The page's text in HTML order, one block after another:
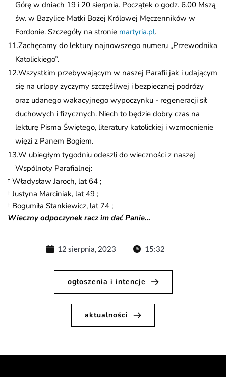
Górę w dniach 19 i 20 sierpnia. Początek o godz. 6.00 Mszą
św. w Bazylice Matki Bożej Królowej Męczenników w
Fordonie. Szczegóły na stronie martyria.pl.
Zachęcamy do lektury najnowszego numeru „Przewodnika
Katolickiego”.
Wszystkim przebywającym w naszej Parafii jak i udającym
się na urlopy życzymy szczęśliwej i bezpiecznej podróży
oraz udanego wakacyjnego wypoczynku - regeneracji sił
duchowych i fizycznych. Niech to będzie dobry czas na
lekturę Pisma Świętego, literatury katolickiej i wzmocnienie
więzi z Panem Bogiem.
W ubiegłym tygodniu odeszli do wieczności z naszej
Wspólnoty Parafialnej:
† Władysław Jaroch, lat 64 ;
† Justyna Marciniak, lat 49 ;
† Bogumiła Stankiewicz, lat 74 ;
Wieczny odpoczynek racz im dać Panie…
12 sierpnia, 2023 15:32
ogłoszenia i intencje
aktualności